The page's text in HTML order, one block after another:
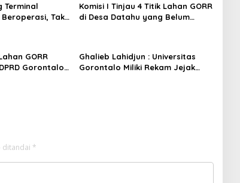
Terminal
Tak
Komisi I Tinjau 4 Titik Lahan GORR
di Desa Datahu yang Belum
GORR
Gorontalo
Ghalieb Lahidjun : Universitas
Gorontalo Miliki Rekam Jejak
ditandai *